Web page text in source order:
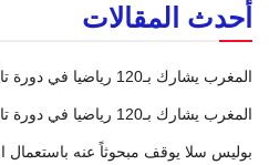
أحدث المقالات
المغرب يشارك بـ120 رياضيا في دورة تارانتو 2026
المغرب يشارك بـ120 رياضيا في دورة تارانتو 2026
بوليس سلا يوقف مبحوثاً عنه باستعمال